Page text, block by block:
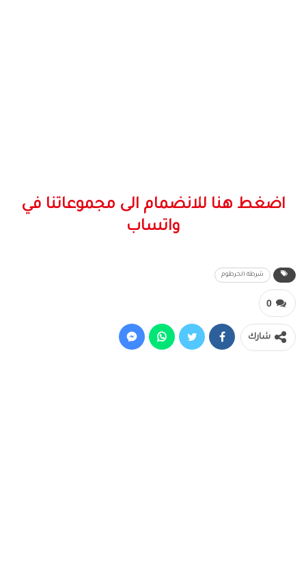
اضغط هنا للانضمام الى مجموعاتنا في
واتساب
شرطة الخرطوم
0
شارك